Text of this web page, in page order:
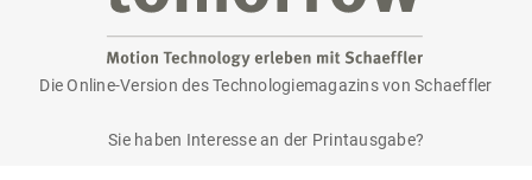
tomorrow
Die Online-Version des Technologiemagazins von Schaeffler
Sie haben Interesse an der Printausgabe?